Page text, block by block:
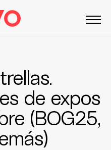
de expos
(BOG25,